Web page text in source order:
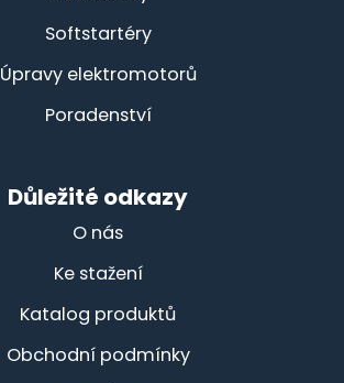
Softstartéry
Úpravy elektromotorů
Poradenství
Důležité odkazy
O nás
Ke stažení
Katalog produktů
Obchodní podmínky